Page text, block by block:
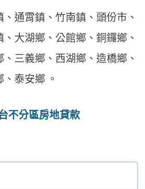
通霄鎮、竹南鎮、頭份市、
大湖鄉、公館鄉、銅鑼鄉、
三義鄉、西湖鄉、造橋鄉、
泰安鄉 。
不分區房地貸款